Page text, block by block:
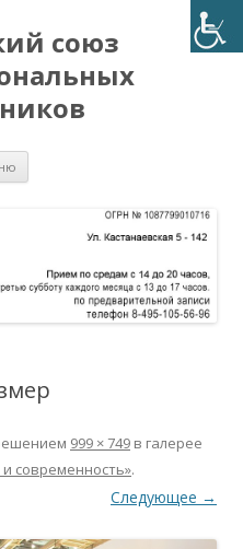
союз
999 × 749 в галерее
современность».
Следующее →